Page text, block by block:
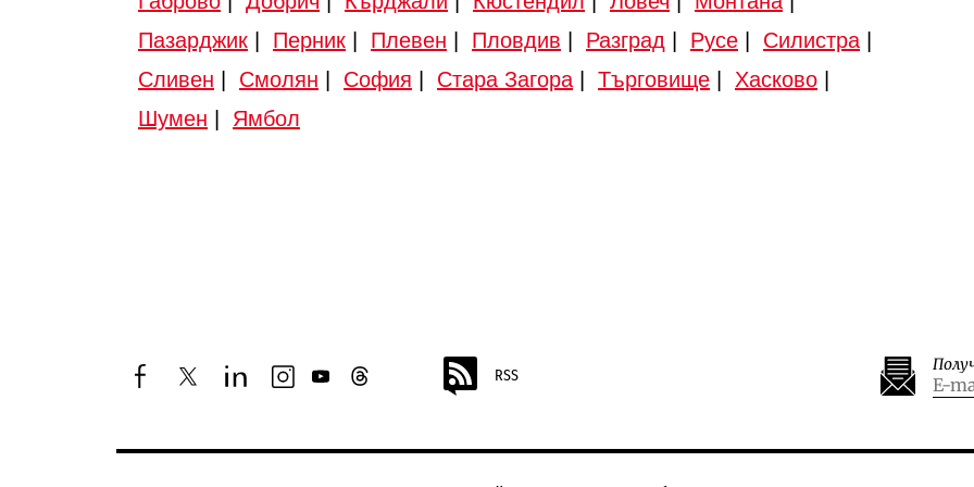
Пазарджик
Перник Плевен Пловдив Разград Русе Силистра
Сливен
Смолян София Стара Загора Търговище Хасково
Шумен
Ямбол
facebooktwitterlinkedininstagram
youtubethreads RSS